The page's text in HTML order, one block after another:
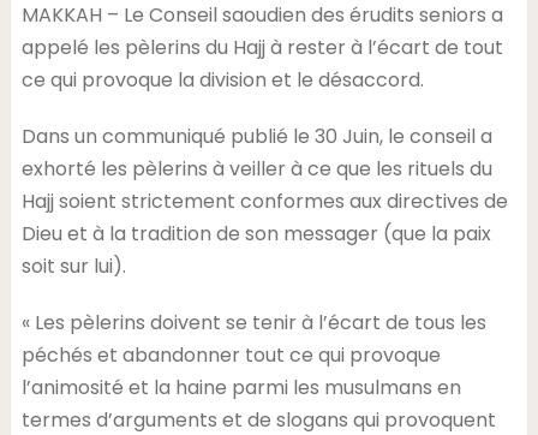
MAKKAH – Le Conseil saoudien des érudits seniors a
appelé les pèlerins du Hajj à rester à l’écart de tout
ce qui provoque la division et le désaccord.
Dans un communiqué publié le 30 Juin, le conseil a
exhorté les pèlerins à veiller à ce que les rituels du
Hajj soient strictement conformes aux directives de
Dieu et à la tradition de son messager (que la paix
soit sur lui).
« Les pèlerins doivent se tenir à l’écart de tous les
péchés et abandonner tout ce qui provoque
l’animosité et la haine parmi les musulmans en
termes d’arguments et de slogans qui provoquent